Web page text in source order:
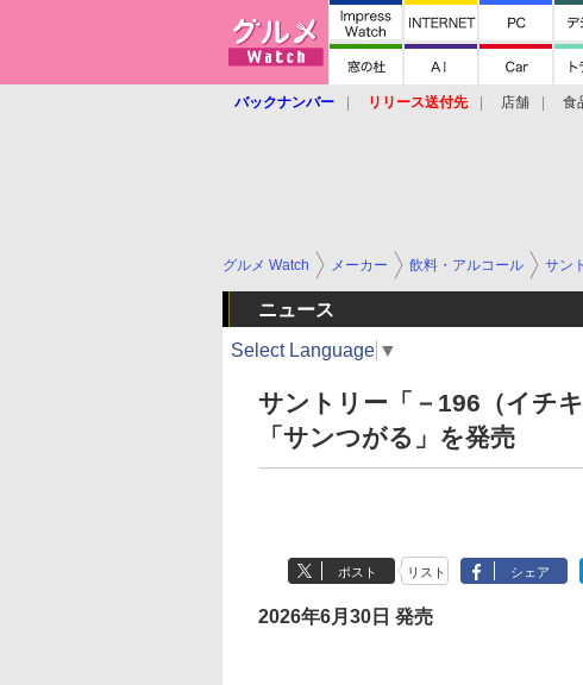
バックナンバー リリース送付先 店舗 食
グルメ Watch メーカー 飲料・アルコール サン
ニュース
Select Language ▼
サントリー「－196（イチ
「サンつがる」を発売
ポスト リスト シェア
2026年6月30日 発売